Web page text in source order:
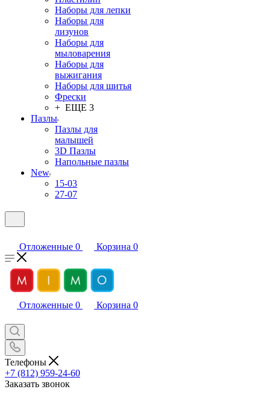
Наборы для лепки
Наборы для
лизунов
Наборы для
мыловарения
Наборы для
выжигания
Наборы для шитья
Фрески
+ ЕЩЕ 3
Пазлы
Пазлы для
малышей
3D Пазлы
Напольные пазлы
New
15-03
27-07
Отложенные 0 Корзина 0
Отложенные 0 Корзина 0
Телефоны
+7 (812) 959-24-60
Заказать звонок